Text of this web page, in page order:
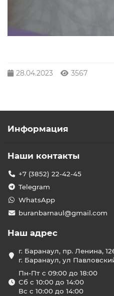
28.04.2023 3567
Информация
Наши контакты
+7 (3852) 22-42-45
Telegram
WhatsApp
buranbarnaul@gmail.com
Наш адрес
г. Баранаул, пр. Ленина,
г. Баранаул, ул
Пн-Пт с 09:00 до 18:00
Сб с 10:00 до 14:00
Вс с 10:00 до 14:00